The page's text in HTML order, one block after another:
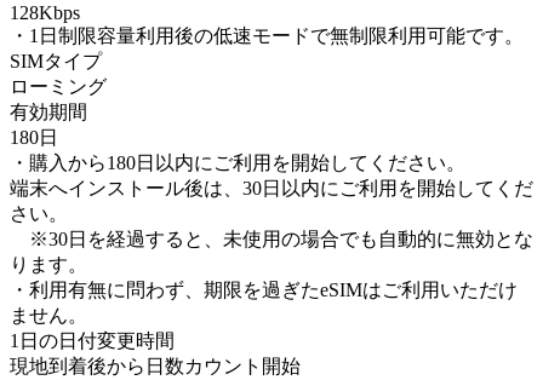
128Kbps
・1日制限容量利用後の低速モードで無制限利用可能です。
SIMタイプ
ローミング
有効期間
180日
・購入から180日以内にご利用を開始してください。
端末へインストール後は、30日以内にご利用を開始してくだ
さい。
※30日を経過すると、未使用の場合でも自動的に無効とな
ります。
・利用有無に問わず、期限を過ぎたeSIMはご利用いただけ
ません。
1日の日付変更時間
現地到着後から日数カウント開始